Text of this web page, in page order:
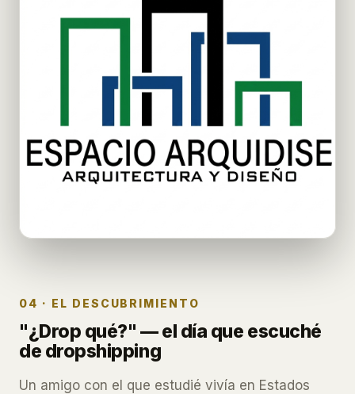
04 · EL DESCUBRIMIENTO
"¿Drop qué?" — el día que escuché
de dropshipping
Un amigo con el que estudié vivía en Estados